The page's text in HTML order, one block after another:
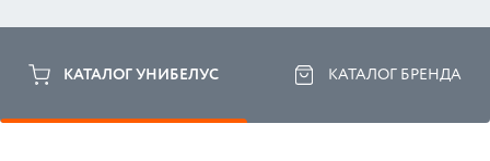
КАТАЛОГ УНИБЕЛУС КАТАЛОГ БРЕНДА